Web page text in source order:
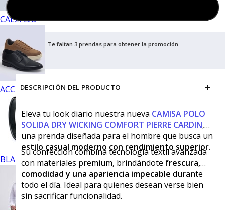
CALZADO
ACCESORIOS
BLANCOS
Te faltan 3 prendas para obtener la promoción
DESCRIPCIÓN DEL PRODUCTO +
Eleva tu look diario nuestra nueva CAMISA POLO
SOLIDA DRY WICKING COMFORT PIERRE CARDIN,
una prenda diseñada para el hombre que busca un
estilo casual moderno con rendimiento superior.
Su confección combina tecnología textil avanzada
con materiales premium, brindándote frescura,
comodidad y una apariencia impecable durante
todo el día. Ideal para quienes desean verse bien
sin sacrificar funcionalidad.